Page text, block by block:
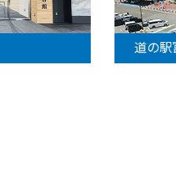
道の駅富